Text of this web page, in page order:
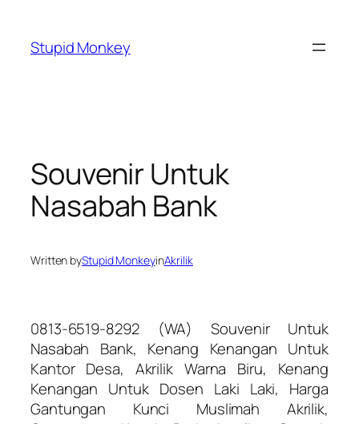
content
Stupid Monkey
Souvenir Untuk
Nasabah Bank
Written byStupid MonkeyinAkrilik
0813-6519-8292 (WA) Souvenir Untuk
Nasabah Bank, Kenang Kenangan Untuk
Kantor Desa, Akrilik Warna Biru, Kenang
Kenangan Untuk Dosen Laki Laki, Harga
Gantungan Kunci Muslimah Akrilik,